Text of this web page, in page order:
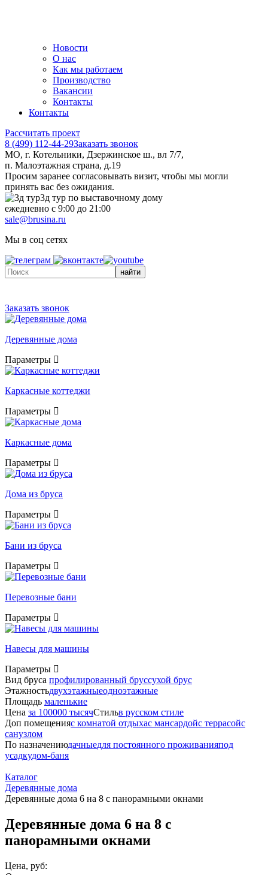
Новости
О нас
Как мы работаем
Производство
Вакансии
Контакты
Контакты
Рассчитать проект
8 (499) 112-44-29Заказать звонок
МО, г. Котельники, Дзержинское ш., вл 7/7,
п. Малоэтажная страна, д.19
Просим заранее согласовывать визит, чтобы мы могли
принять вас без ожидания.
3д тур по выставочному дому
ежедневно с 9:00 до 21:00
sale@brusina.ru
Мы в соц сетях
найти
Заказать звонок
Деревянные дома
Параметры
Каркасные коттеджи
Параметры
Каркасные дома
Параметры
Дома из бруса
Параметры
Бани из бруса
Параметры
Перевозные бани
Параметры
Навесы для машины
Параметры
Вид бруса профилированный бруссухой брус
Этажностьдвухэтажныеодноэтажные
Площадь маленькие
Цена за 100000 тысячСтильв русском стиле
Доп помещенияс комнатой отдыхас мансардойс террасойс
санузлом
По назначениюдачныедля постоянного проживанияпод
усадкудом-баня
Каталог
Деревянные дома
Деревянные дома 6 на 8 с панорамными окнами
Деревянные дома 6 на 8 с
панорамными окнами
Цена, руб: